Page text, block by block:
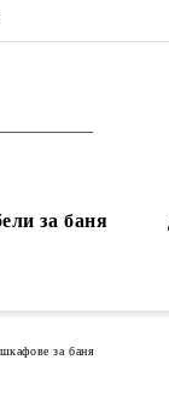
за баня
за баня